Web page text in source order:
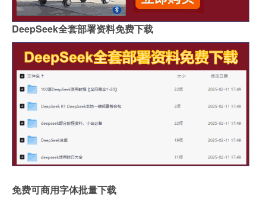
DeepSeek全套部署资料免费下载
免费可商用字体批量下载